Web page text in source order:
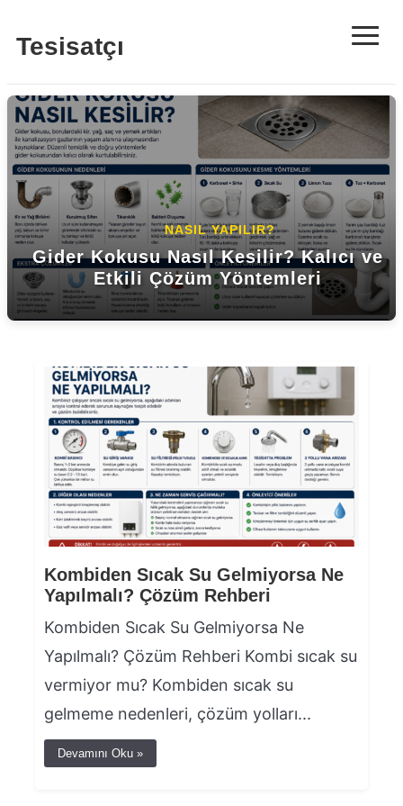
Tesisatçı ≡
Kombiden Sıcak Su Gelmiyorsa Ne
Yapılmalı? Çözüm Rehberi
NASIL YAPILIR?
Gider Kokusu Nasıl Kesilir? Kalıcı ve
Etkili Çözüm Yöntemleri
NASIL YAPILIR?
Kombi Basıncı Neden Düşer?
Kombiden Sıcak Su Gelmiyorsa Ne
Yapılmalı? Çözüm Rehberi
Kombiden Sıcak Su Gelmiyorsa Ne
Yapılmalı? Çözüm Rehberi Kombi sıcak su
vermiyor mu? Kombiden sıcak su
gelmeme nedenleri, çözüm yolları...
Devamını Oku »